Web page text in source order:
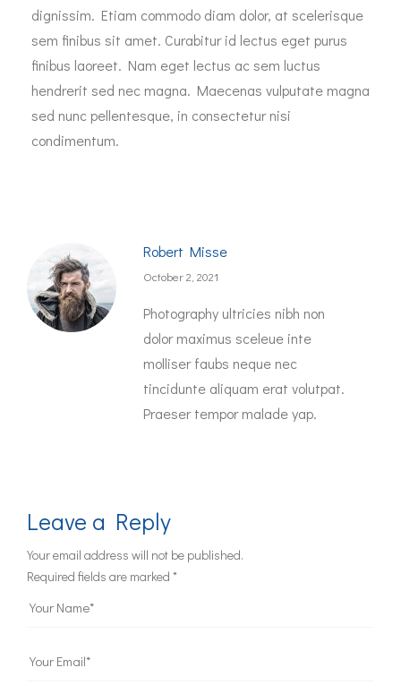
dignissim. Etiam commodo diam dolor, at scelerisque
sem finibus sit amet. Curabitur id lectus eget purus
finibus laoreet. Nam eget lectus ac sem luctus
hendrerit sed nec magna. Maecenas vulputate magna
sed nunc pellentesque, in consectetur nisi
condimentum.
Robert Misse
October 2, 2021
Photography ultricies nibh non
dolor maximus sceleue inte
molliser faubs neque nec
tincidunte aliquam erat volutpat.
Praeser tempor malade yap.
Leave a Reply
Your email address will not be published.
Required fields are marked *